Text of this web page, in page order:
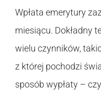
Wpłata emerytury
miesiącu. Dokładny
wielu czynników,
z której pochodzi
sposób wypłaty –